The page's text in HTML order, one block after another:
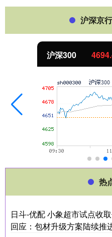
沪深京
沪深300
热
日斗-优配 小象超市试点收
回应：包材升级方案陆续推